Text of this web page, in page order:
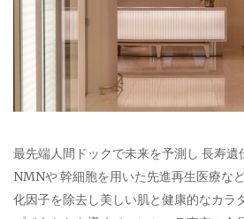
最先端人間ドックで未来を予測し 長寿遺
NMNや 幹細胞を用いた先進再生医療な
化因子を除去し美しい肌と健康的なカラ